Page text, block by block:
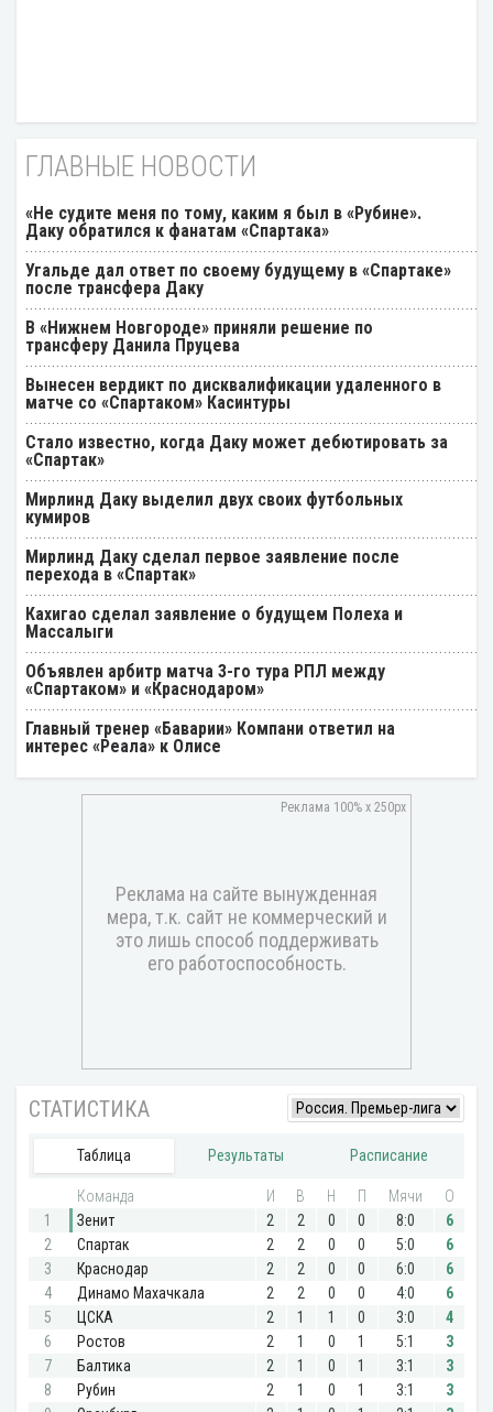
ГЛАВНЫЕ НОВОСТИ
«Не судите меня по тому, каким я был в «Рубине».
Даку обратился к фанатам «Спартака»
Угальде дал ответ по своему будущему в «Спартаке»
после трансфера Даку
В «Нижнем Новгороде» приняли решение по
трансферу Данила Пруцева
Вынесен вердикт по дисквалификации удаленного в
матче со «Спартаком» Касинтуры
Стало известно, когда Даку может дебютировать за
«Спартак»
Мирлинд Даку выделил двух своих футбольных
кумиров
Мирлинд Даку сделал первое заявление после
перехода в «Спартак»
Кахигао сделал заявление о будущем Полеха и
Массалыги
Объявлен арбитр матча 3-го тура РПЛ между
«Спартаком» и «Краснодаром»
Главный тренер «Баварии» Компани ответил на
интерес «Реала» к Олисе